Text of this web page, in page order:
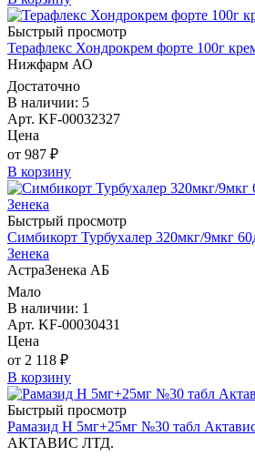
Быстрый просмотр
Терафлекс Хондрокрем форте 100г
Нижфарм АО
Достаточно
В наличии: 5
Арт. KF-00032327
Цена
от 987 ₽
В корзину
Быстрый просмотр
Симбикорт Турбухалер 320мкг/9мкг
Зенека
АстраЗенека АБ
Мало
В наличии: 1
Арт. KF-00030431
Цена
от 2 118 ₽
В корзину
Быстрый просмотр
Рамазид Н 5мг+25мг №30 табл
АКТАВИС ЛТД.